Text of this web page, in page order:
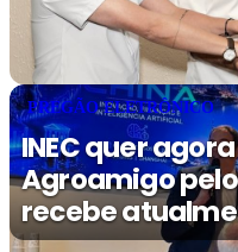
PREGÃO ELETRÔNICO
INEC quer
Agroamigo
recebe